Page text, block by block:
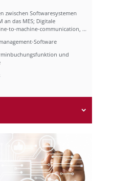
zwischen Softwaresystemen
an das MES; Digitale
to-machine-communication, …
Software
und